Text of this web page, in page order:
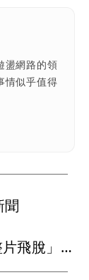
盪網路的領
情似乎值得
聞
影片｜直行高速公路「後擋玻璃整片飛脫」 後車慘遭比亞迪擊落